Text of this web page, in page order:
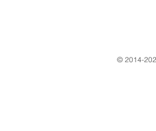
​© 2014-